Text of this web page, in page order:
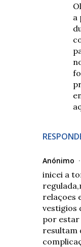
a
Anónimo
inicei a
relaçoes
vestigios
por estar
resultam